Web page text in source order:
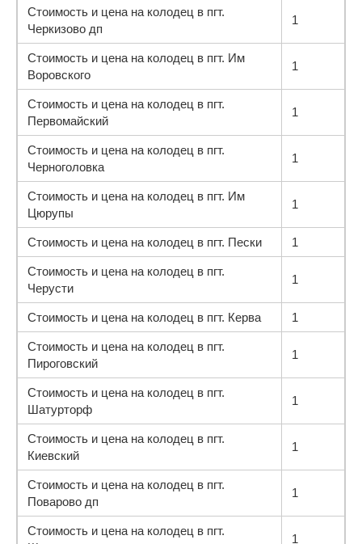
Стоимость и цена на колодец в пгт.
Черкизово дп
1
Стоимость и цена на колодец в пгт. Им
Воровского
1
Стоимость и цена на колодец в пгт.
Первомайский
1
Стоимость и цена на колодец в пгт.
Черноголовка
1
Стоимость и цена на колодец в пгт. Им
Цюрупы
1
Стоимость и цена на колодец в пгт. Пески 1
Стоимость и цена на колодец в пгт.
Черусти
1
Стоимость и цена на колодец в пгт. Керва 1
Стоимость и цена на колодец в пгт.
Пироговский
1
Стоимость и цена на колодец в пгт.
Шатурторф
1
Стоимость и цена на колодец в пгт.
Киевский
1
Стоимость и цена на колодец в пгт.
Поварово дп
1
Стоимость и цена на колодец в пгт.
1